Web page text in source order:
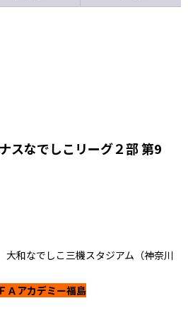
スなでしこリーグ２部 第9
和なでしこ三機スタジアム（神奈川
アカデミー福島